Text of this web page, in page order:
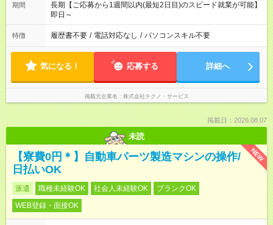
期間
長期【ご応募から1週間以内(最短2日目)のスピード就業が可能】
即日～
特徴 履歴書不要 / 電話対応なし / パソコンスキル不要
気になる！ 応募する 詳細へ
掲載元企業名 株式会社テクノ・サービス
掲載日：2026.08.07
未読
NEW
【寮費0円＊】自動車パーツ製造マシンの操作/
日払いOK
派遣 職種未経験OK 社会人未経験OK
ブランクOK
WEB登録・面接OK